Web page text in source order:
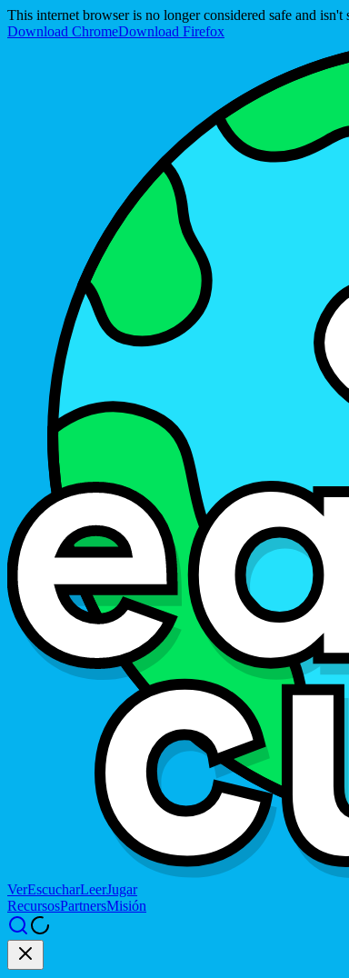
This internet browser is no longer considered safe and
Download ChromeDownload Firefox
VerEscucharLeerJugar
RecursosPartnersMisión